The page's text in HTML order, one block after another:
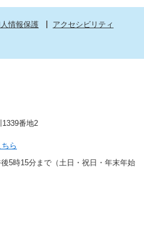
情報保護
アクセシビリティ
番地2
ら
5時15分まで（土日・祝日・年末年始